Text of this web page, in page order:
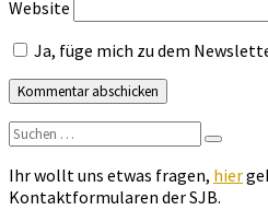
Website
Ja, füge mich zu dem
Suchen
nach:
Suchen
Ihr wollt uns etwas fragen, hier
Kontaktformularen der SJB.